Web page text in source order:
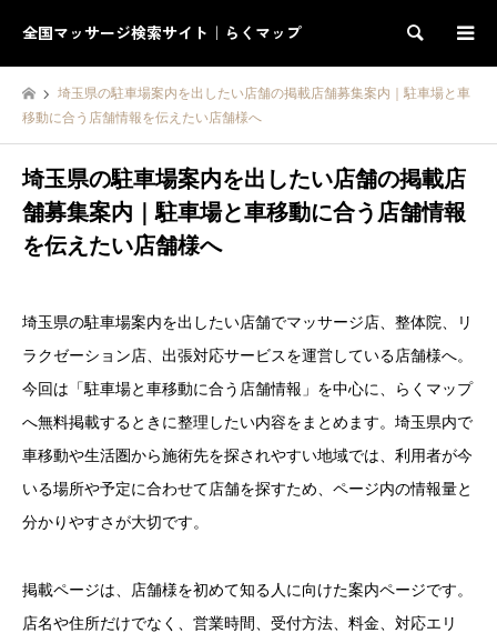
全国マッサージ検索サイト｜らくマップ 検索
埼玉県の駐車場案内を出したい店舗の掲載店舗募集案内｜駐車場と車
移動に合う店舗情報を伝えたい店舗様へ
埼玉県の駐車場案内を出したい店舗の掲載店
舗募集案内｜駐車場と車移動に合う店舗情報
を伝えたい店舗様へ
埼玉県の駐車場案内を出したい店舗でマッサージ店、整体院、リ
ラクゼーション店、出張対応サービスを運営している店舗様へ。
今回は「駐車場と車移動に合う店舗情報」を中心に、らくマップ
へ無料掲載するときに整理したい内容をまとめます。埼玉県内で
車移動や生活圏から施術先を探されやすい地域では、利用者が今
いる場所や予定に合わせて店舗を探すため、ページ内の情報量と
分かりやすさが大切です。
掲載ページは、店舗様を初めて知る人に向けた案内ページです。
店名や住所だけでなく、営業時間、受付方法、料金、対応エリ